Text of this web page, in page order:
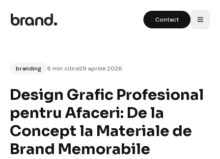
Contact
branding 8 min citire29 aprilie 2026
Design Grafic Profesional
pentru Afaceri: De la
Concept la Materiale de
Brand Memorabile